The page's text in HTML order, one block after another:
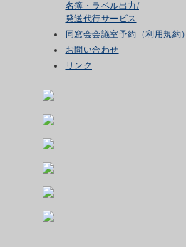
名簿・ラベル出力/
発送代行サービス
同窓会会議室予約（利用規約）
お問い合わせ
リンク